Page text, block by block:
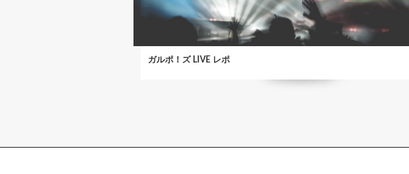
ガルポ！ズ LIVE レポ